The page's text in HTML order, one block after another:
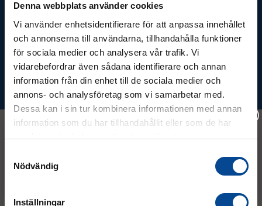
Denna webbplats använder cookies
Vi använder enhetsidentifierare för att anpassa innehållet
och annonserna till användarna, tillhandahålla funktioner
för sociala medier och analysera vår trafik. Vi
vidarebefordrar även sådana identifierare och annan
information från din enhet till de sociala medier och
annons- och analysföretag som vi samarbetar med.
Dessa kan i sin tur kombinera informationen med annan
information som du har tillhandahållit eller som de har
samlat in när du har använt deras tjänster.
Nödvändig
Inställningar
Ta del av våra bästa erbjudanden &
nyheter!
Prenumerera
08 - 544 401 50